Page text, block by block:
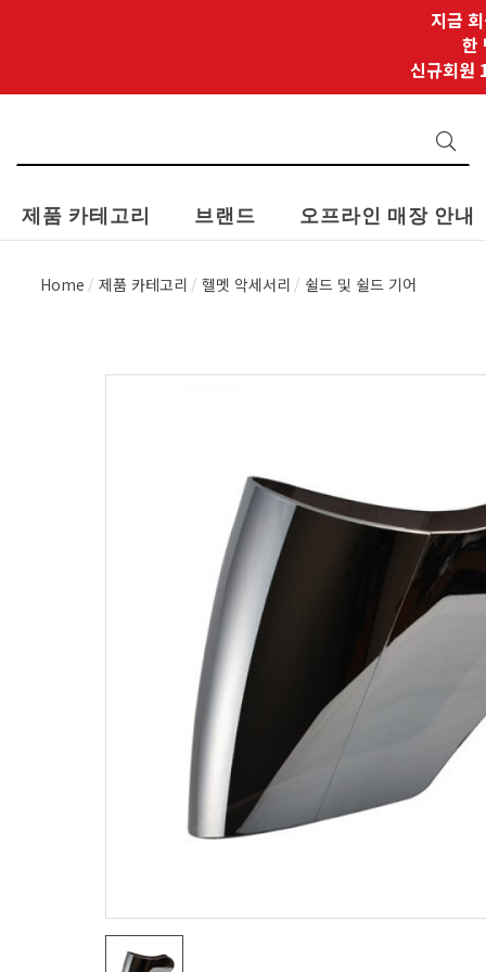
지금
한
신규회원
제품 카테고리 브랜드 오프라인 매장 안내
Home 제품 카테고리 헬멧 악세서리 쉴드 및 쉴드 기어